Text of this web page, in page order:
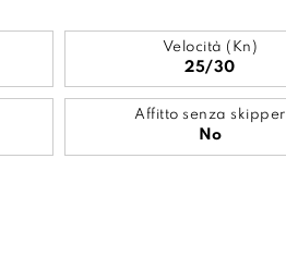
Velocità (Kn)
25/30
Affitto senza skipper
No